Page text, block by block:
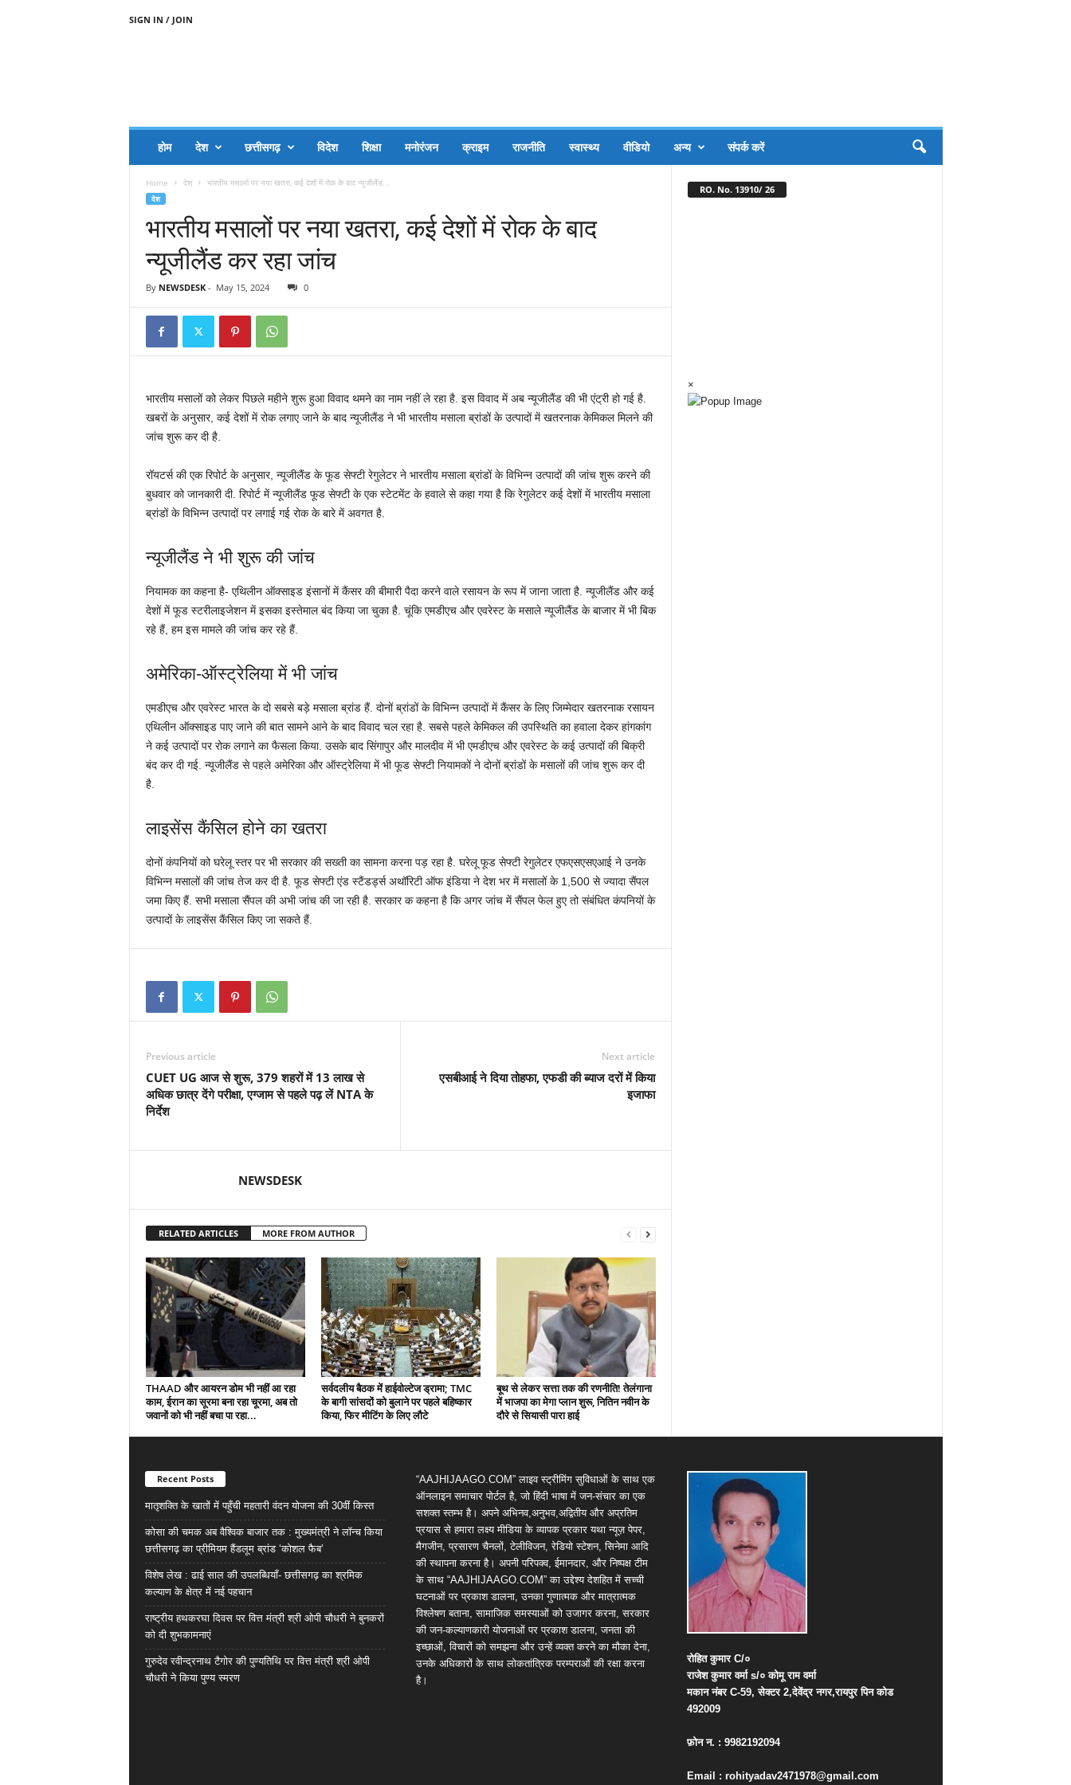
SIGN IN / JOIN
होम देश छत्तीसगढ़ विदेश शिक्षा मनोरंजन क्राइम राजनीति स्वास्थ्य वीडियो अन्य संपर्क करें
Home देश भारतीय मसालों पर नया खतरा, कई देशों में रोक के बाद न्यूजीलैंड...
देश
भारतीय मसालों पर नया खतरा, कई देशों में रोक के बाद
न्यूजीलैंड कर रहा जांच
By NEWSDESK- May 15, 2024 0
भारतीय मसालों को लेकर पिछले महीने शुरू हुआ विवाद थमने का नाम नहीं ले रहा है. इस विवाद में अब न्यूजीलैंड की भी एंट्री हो गई है.
खबरों के अनुसार, कई देशों में रोक लगाए जाने के बाद न्यूजीलैंड ने भी भारतीय मसाला ब्रांडों के उत्पादों में खतरनाक केमिकल मिलने की
जांच शुरू कर दी है.
रॉयटर्स की एक रिपोर्ट के अनुसार, न्यूजीलैंड के फूड सेफ्टी रेगुलेटर ने भारतीय मसाला ब्रांडों के विभिन्न उत्पादों की जांच शुरू करने की
बुधवार को जानकारी दी. रिपोर्ट में न्यूजीलैंड फूड सेफ्टी के एक स्टेटमेंट के हवाले से कहा गया है कि रेगुलेटर कई देशों में भारतीय मसाला
ब्रांडों के विभिन्न उत्पादों पर लगाई गई रोक के बारे में अवगत है.
न्यूजीलैंड ने भी शुरू की जांच
नियामक का कहना है- एथिलीन ऑक्साइड इंसानों में कैंसर की बीमारी पैदा करने वाले रसायन के रूप में जाना जाता है. न्यूजीलैंड और कई
देशों में फूड स्टरीलाइजेशन में इसका इस्तेमाल बंद किया जा चुका है. चूंकि एमडीएच और एवरेस्ट के मसाले न्यूजीलैंड के बाजार में भी बिक
रहे हैं, हम इस मामले की जांच कर रहे हैं.
अमेरिका-ऑस्ट्रेलिया में भी जांच
एमडीएच और एवरेस्ट भारत के दो सबसे बड़े मसाला ब्रांड हैं. दोनों ब्रांडों के विभिन्न उत्पादों में कैंसर के लिए जिम्मेदार खतरनाक रसायन
एथिलीन ऑक्साइड पाए जाने की बात सामने आने के बाद विवाद चल रहा है. सबसे पहले केमिकल की उपस्थिति का हवाला देकर हांगकांग
ने कई उत्पादों पर रोक लगाने का फैसला किया. उसके बाद सिंगापुर और मालदीव में भी एमडीएच और एवरेस्ट के कई उत्पादों की बिक्री
बंद कर दी गई. न्यूजीलैंड से पहले अमेरिका और ऑस्ट्रेलिया में भी फूड सेफ्टी नियामकों ने दोनों ब्रांडों के मसालों की जांच शुरू कर दी
है.
लाइसेंस कैंसिल होने का खतरा
दोनों कंपनियों को घरेलू स्तर पर भी सरकार की सख्ती का सामना करना पड़ रहा है. घरेलू फूड सेफ्टी रेगुलेटर एफएसएसएआई ने उनके
विभिन्न मसालों की जांच तेज कर दी है. फूड सेफ्टी एंड स्टैंडर्ड्स अथॉरिटी ऑफ इंडिया ने देश भर में मसालों के 1,500 से ज्यादा सैंपल
जमा किए हैं. सभी मसाला सैंपल की अभी जांच की जा रही है. सरकार क कहना है कि अगर जांच में सैंपल फेल हुए तो संबंधित कंपनियों के
उत्पादों के लाइसेंस कैंसिल किए जा सकते हैं.
Previous article
CUET UG आज से शुरू, 379 शहरों में 13 लाख से
अधिक छात्र देंगे परीक्षा, एग्जाम से पहले पढ़ लें NTA के
निर्देश
Next article
एसबीआई ने दिया तोहफा, एफडी की ब्याज दरों में किया
इजाफा
NEWSDESK
RELATED ARTICLES MORE FROM AUTHOR
THAAD और आयरन डोम भी नहीं आ रहा
काम, ईरान का सूरमा बना रहा चूरमा, अब तो
जवानों को भी नहीं बचा पा रहा...
सर्वदलीय बैठक में हाईवोल्टेज ड्रामा; TMC
के बागी सांसदों को बुलाने पर पहले बहिष्कार
किया, फिर मीटिंग के लिए लौटे
बूथ से लेकर सत्ता तक की रणनीति! तेलंगाना
में भाजपा का मेगा प्लान शुरू, नितिन नवीन के
दौरे से सियासी पारा हाई
RO. No. 13910/ 26
×
Recent Posts
मातृशक्ति के खातों में पहुँची महतारी वंदन योजना की 30वीं किस्त
कोसा की चमक अब वैश्विक बाजार तक : मुख्यमंत्री ने लॉन्च किया
छत्तीसगढ़ का प्रीमियम हैंडलूम ब्रांड ‘कोशल फैब’
विशेष लेख : ढाई साल की उपलब्धियाँ- छत्तीसगढ़ का श्रमिक
कल्याण के क्षेत्र में नई पहचान
राष्ट्रीय हथकरघा दिवस पर वित्त मंत्री श्री ओपी चौधरी ने बुनकरों
को दी शुभकामनाएं
गुरुदेव रवीन्द्रनाथ टैगोर की पुण्यतिथि पर वित्त मंत्री श्री ओपी
चौधरी ने किया पुण्य स्मरण
“AAJHIJAAGO.COM” लाइव स्ट्रीमिंग सुविधाओं के साथ एक
ऑनलाइन समाचार पोर्टल है, जो हिंदी भाषा में जन-संचार का एक
सशक्त स्तम्भ है। अपने अभिनव,अनुभव,अद्वितीय और अप्रतिम
प्रयास से हमारा लक्ष्य मीडिया के व्यापक प्रकार यथा न्यूज़ पेपर,
मैगजीन, प्रसारण चैनलों, टेलीविजन, रेडियो स्टेशन, सिनेमा आदि
की स्थापना करना है। अपनी परिपक्व, ईमानदार, और निष्पक्ष टीम
के साथ “AAJHIJAAGO.COM” का उद्देश्य देशहित में सच्ची
घटनाओं पर प्रकाश डालना, उनका गुणात्मक और मात्रात्मक
विश्लेषण बताना, सामाजिक समस्याओं को उजागर करना, सरकार
की जन-कल्याणकारी योजनाओं पर प्रकाश डालना, जनता की
इच्छाओं, विचारों को समझना और उन्हें व्यक्त करने का मौका देना,
उनके अधिकारों के साथ लोकतांत्रिक परम्पराओं की रक्षा करना
है।
रोहित कुमारC/०
राजेश कुमार वर्माs/० कोमू राम वर्मा
मकान नंबरC-59,सेक्टर2,देवेंद्र नगर,रायपुर पिन कोड
492009
फ़ोन न. : 9982192094
Email : rohityadav2471978@gmail.com